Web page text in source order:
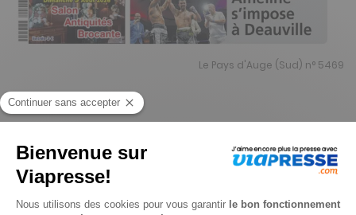
Le Pays d'Auge (Sud) n° 5469
Papier